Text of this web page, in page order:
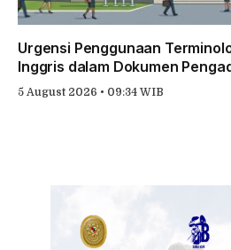
Urgensi Penggunaan
Inggris dalam Dokumen
5 August 2026 • 09:34 WIB